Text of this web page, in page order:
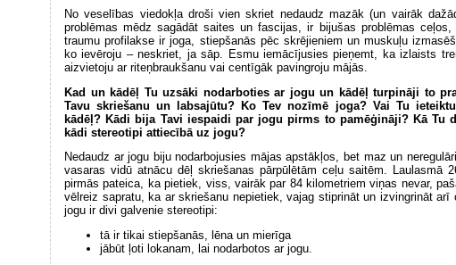
No veselības viedokļa droši vien skriet nedaudz mazāk (un vairāk
problēmas mēdz sagādāt saites un fascijas, ir bijušas problēmas
traumu profilakse ir joga, stiepšanās pēc skrējieniem un muskuļu
ko ievēroju – neskriet, ja sāp. Esmu iemācījusies pieņemt, ka izlaists
aizvietoju ar riteņbraukšanu vai centīgāk pavingroju mājās.
Kad un kādēļ Tu uzsāki nodarboties ar jogu un kādēļ turpināji to
Tavu skriešanu un labsajūtu? Ko Tev nozīmē joga? Vai Tu
kādēļ? Kādi bija Tavi iespaidi par jogu pirms to pamēģināji? Kā Tu
kādi stereotipi attiecībā uz jogu?
Nedaudz ar jogu biju nodarbojusies mājas apstākļos, bet maz un
vasaras vidū atnācu dēļ skriešanas pārpūlētām ceļu saitēm. Laulasmā
pirmās pateica, ka pietiek, viss, vairāk par 84 kilometriem viņas nevar,
vēlreiz sapratu, ka ar skriešanu nepietiek, vajag stiprināt un izvingrināt arī
jogu ir divi galvenie stereotipi:
tā ir tikai stiepšanās, lēna un mierīga
jābūt ļoti lokanam, lai nodarbotos ar jogu.